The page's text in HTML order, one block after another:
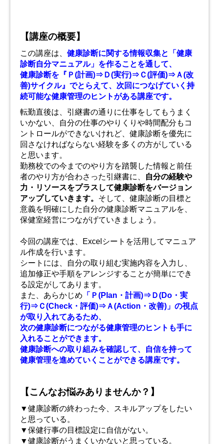
【講座の概要】
この講座は、 健康診断に関する情報収集と「健康
診断自分マニュアル」を作ることを通して、
健康診断を『Ｐ(計画)⇒Ｄ(実行)⇒Ｃ(評価)⇒Ａ(改
善)サイクル』でとらえて、次回につなげていく持
続可能な健康管理のヒントがある講座です。
転勤直後は、引継書の通りに仕事をしてもうまく
いかない、自分の仕事のやりくりや時間配分もコ
ントロールができないけれど、健康診断を優先に
回さなければならない経験を多くの方がしている
と思います。
勤務校での今までのやり方を踏襲した情報と前任
者のやり方が合わさった引継書に、
自分の経験や
力・リソースをプラスして健康診断をバージョン
アップしていきます。 そして、健康診断の目標と
意義を明確にした自分の健康診断マニュアルを、
保健室経営につながげていきましょう。
今回の講座では、Excelシートを活用してマニュア
ル作成を行います。
シートには、自分の取り組む実施内容を入力し、
追加修正や手順をアレンジすることが簡単にでき
る設定がしてあります。
また、あらかじめ 「Ｐ(Plan・計画)⇒Ｄ(Do・実
行)⇒Ｃ(Check・評価)⇒Ａ(Action・改善)」の視点
が取り入れてあるため、
次の健康診断につながる健康管理のヒントも手に
入れることができます。
健康診断への取り組みを確認して、自信を持って
健康管理を進めていくことができる講座です。
【こんなお悩みありませんか？】
▼健康診断の終わった今、スキルアップをしたい
と思っている。
▼保健行事の目標設定に自信がない。
▼健康診断がうまくいかないと思っている。